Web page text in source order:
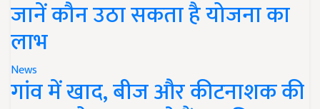
जानें कौन उठा सकता है योजना का
लाभ
News
गांव में खाद, बीज और कीटनाशक की